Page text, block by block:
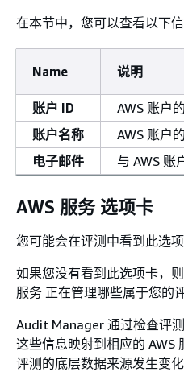
在本节中，您可以查看以下信
Name 说明
账户 ID
AWS 账户的
账户名称
AWS 账户
电子邮件
与 AWS 账
AWS 服务 选项卡
您可能会在评测中看到此选
如果您没有看到此选项卡，
服务 正在管理哪些属于您的
Audit Manager 通过检查评
这些信息映射到相应的 AWS
评测的底层数据来源发生变